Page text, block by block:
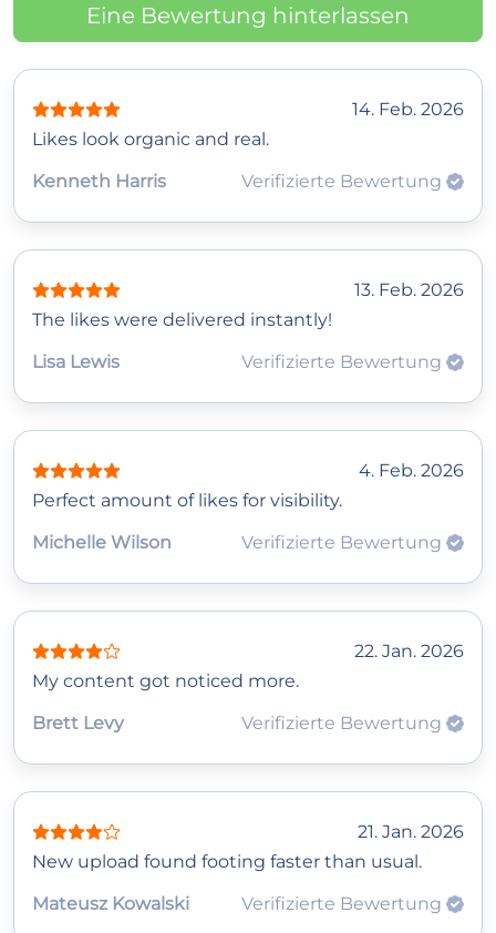
Eine Bewertung hinterlassen
14. Feb. 2026
Likes look organic and real.
Kenneth Harris
Verifizierte Bewertung
13. Feb. 2026
The likes were delivered instantly!
Lisa Lewis
Verifizierte Bewertung
4. Feb. 2026
Perfect amount of likes for visibility.
Michelle Wilson
Verifizierte Bewertung
22. Jan. 2026
My content got noticed more.
Brett Levy
Verifizierte Bewertung
21. Jan. 2026
New upload found footing faster than usual.
Mateusz Kowalski
Verifizierte Bewertung